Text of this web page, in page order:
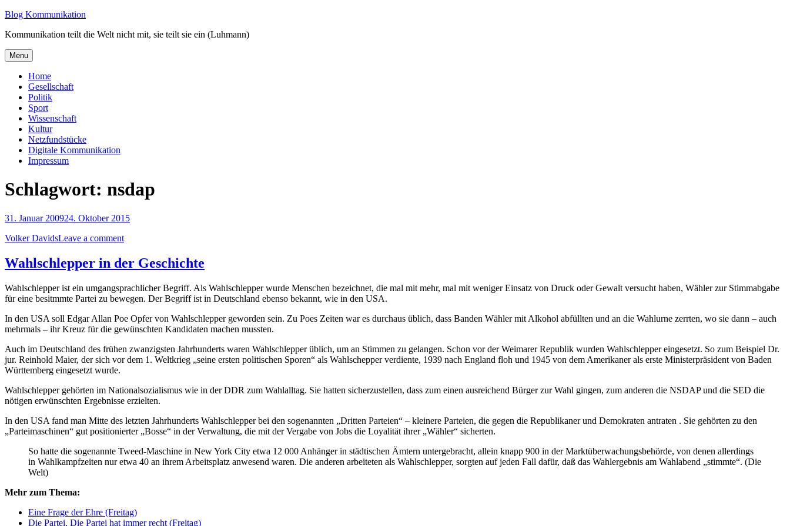
Skip
content
Blog Kommunikation
Kommunikation teilt die Welt nicht mit, sie teilt sie ein (Luhmann)
Menu
Home
Gesellschaft
Politik
Sport
Wissenschaft
Kultur
Netzfundstücke
Digitale Kommunikation
Impressum
Schlagwort: nsdap
31. Januar 200924. Oktober 2015
Volker DavidsLeave a comment
Wahlschlepper in der Geschichte
Wahlschlepper ist ein umgangsprachlicher Begriff. Als Wahlschlepper wurde Menschen bezeichnet, die mal mit mehr, mal mit weniger Einsatz von Druck oder Gewalt versucht haben, Wähler zur Stimmabgabe
für eine besitmmte Partei zu bewegen. Der Begriff ist in Deutschland ebenso bekannt, wie in den USA.
In den USA soll Edgar Allan Poe Opfer von Wahlschlepper geworden sein. Zu Poes Zeiten war es durchaus üblich, dass Banden Wähler mit Alkohol abfüllten und an die Wahlurne zerrten, wo sie dann – auch
mehrmals – ihr Kreuz für die gewünschten Kandidaten machen mussten.
Auch im Deutschland des frühen zwanzigsten Jahrhunderts waren Wahlschlepper üblich, um an Stimmen zu gelangen. Schon vor der Weimarer Republik wurden Wahlschlepper eingesetzt. So zum Beispiel Dr.
jur. Reinhold Maier, der sich vor dem 1. Weltkrieg „seine ersten politischen Sporen“ als Wahlschepper verdiente, 1939 nach England floh und 1945 von dem Amerikaner als erste Ministerpräsident von Baden
Württemberg eingesetzt wurde.
Wahlschlepper gehörten im Nationalsozialismus wie in der DDR zum Wahlalltag. Sie hatten sicherzustellen, dass zum einen ausreichend Bürger zur Wahl gingen, zum anderen die NSDAP und die SED die
nötigen erwünschten Ergebnisse erzielten.
In den USA fand man Mitte des letzten Jahrhunderts Wahlschlepper bei den sogenannten „Dritten Parteien“ – kleinere Parteien, die gegen die Republikaner und Demokraten antraten . Sie gehörten zu den
„Parteimaschinen“ gut positionierter „Bosse“ in der Verwaltung, die mit der Vergabe von Jobs die Loyalität ihrer „Wähler“ sicherten.
So hatte die sogenannte Tweed-Maschine in New York City etwa 12 000 Anhänger in städtischen Ämtern untergebracht, allein knapp 900 in der Marktüberwachungsbehörde, von denen allerdings
in Wahlkampfzeiten nur etwa 40 an ihrem Arbeitsplatz anwesend waren. Die anderen arbeiteten als Wahlschlepper, sorgten auf jeden Fall dafür, daß das Wahlergebnis am Wahlabend „stimmte“. (Die
Welt)
Mehr zum Thema:
Eine Frage der Ehre (Freitag)
Die Partei, Die Partei hat immer recht (Freitag)